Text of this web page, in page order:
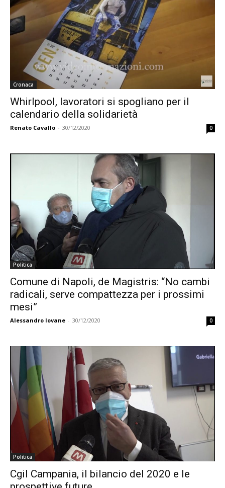
Cronaca
Whirlpool, lavoratori si spogliano per il
calendario della solidarietà
Renato Cavallo - 30/12/2020 0
Politica
Comune di Napoli, de Magistris: “No cambi
radicali, serve compattezza per i prossimi
mesi”
Alessandro Iovane - 30/12/2020 0
Politica
Cgil Campania, il bilancio del 2020 e le